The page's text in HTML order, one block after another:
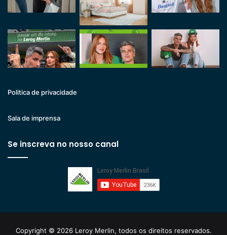
Politica de privacidade
Sala de imprensa
Se inscreva no nosso canal
Copyright © 2026 Leroy Merlin, todos os direitos reservados.